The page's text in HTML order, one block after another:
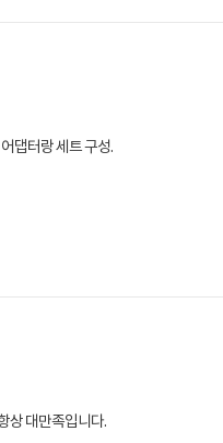
댑터랑 세트 구성.
상 대만족입니다.